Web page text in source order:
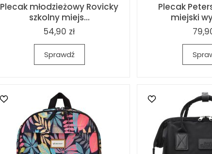
Plecak młodzieżowy Rovicky
szkolny miejs...
54,90 zł
Sprawdź
Plecak
miejski